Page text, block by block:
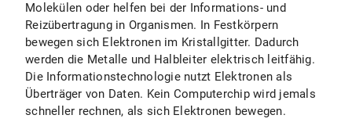
Molekülen oder helfen bei der Informations- und
Reizübertragung in Organismen. In Festkörpern
bewegen sich Elektronen im Kristallgitter. Dadurch
werden die Metalle und Halbleiter elektrisch leitfähig.
Die Informationstechnologie nutzt Elektronen als
Überträger von Daten. Kein Computerchip wird jemals
schneller rechnen, als sich Elektronen bewegen.